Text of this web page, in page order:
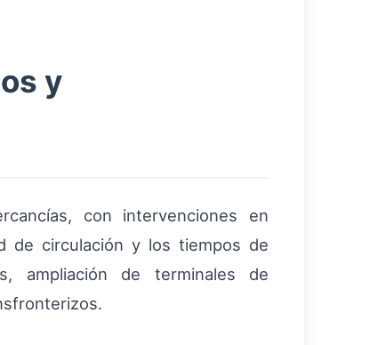
y
con intervenciones en
de circulación y los tiempos de
ampliación de terminales de